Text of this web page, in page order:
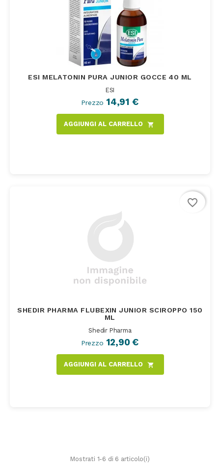
ESI MELATONIN PURA JUNIOR GOCCE 40 ML
ESI
Prezzo 14,91 €
AGGIUNGI AL CARRELLO shopping_cart
SHEDIR PHARMA FLUBEXIN JUNIOR SCIROPPO 150
ML
Shedir Pharma
Prezzo 12,90 €
AGGIUNGI AL CARRELLO shopping_cart
favorite_border
Mostrati 1-6 di 6 articolo(i)